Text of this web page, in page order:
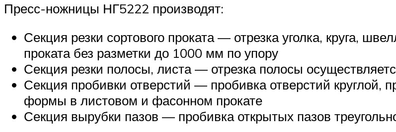
Пресс-ножницы НГ5222 производят:
Секция резки сортового проката — отрезка уголка, круга,
проката без разметки до 1000 мм по упору
Секция резки полосы, листа — отрезка полосы
Секция пробивки отверстий — пробивка отверстий круглой,
формы в листовом и фасонном прокате
Секция вырубки пазов — пробивка открытых пазов